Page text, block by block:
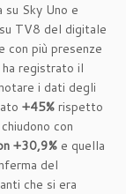
su Sky Uno e
TV8 del digitale
più presenze
registrato il
i dati degli
+45% rispetto
con
+30,9% e quella
del
che si era